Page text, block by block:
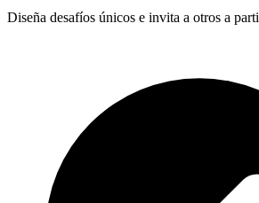
Diseña desafíos únicos e invita a otros a